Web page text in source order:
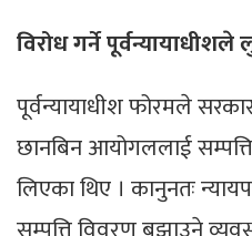
विरोध गर्ने
पूर्वन्यायाधीश फोरमले
छानबिन आयोगललाई
लिएका थिए । कानुनतः